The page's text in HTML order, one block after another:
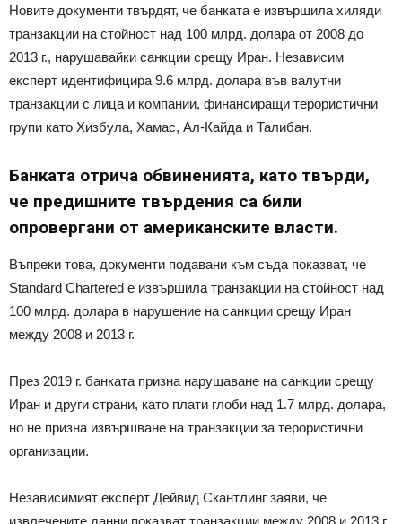
Новите документи твърдят, че банката е извършила хиляди
транзакции на стойност над 100 млрд. долара от 2008 до
2013 г., нарушавайки санкции срещу Иран. Независим
експерт идентифицира 9.6 млрд. долара във валутни
транзакции с лица и компании, финансиращи терористични
групи като Хизбула, Хамас, Ал-Кайда и Талибан.
Банката отрича обвиненията, като твърди,
че предишните твърдения са били
опровергани от американските власти.
Въпреки това, документи подавани към съда показват, че
Standard Chartered е извършила транзакции на стойност над
100 млрд. долара в нарушение на санкции срещу Иран
между 2008 и 2013 г.
През 2019 г. банката призна нарушаване на санкции срещу
Иран и други страни, като плати глоби над 1.7 млрд. долара,
но не призна извършване на транзакции за терористични
организации.
Независимият експерт Дейвид Скантлинг заяви, че
извлечените данни показват транзакции между 2008 и 2013 г.,